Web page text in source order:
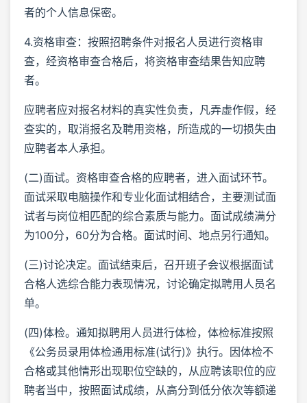
者的个人信息保密。
4.资格审查：按照招聘条件对报名人员进行资格审
查，经资格审查合格后，将资格审查结果告知应聘
者。
应聘者应对报名材料的真实性负责，凡弄虚作假，经
查实的，取消报名及聘用资格，所造成的一切损失由
应聘者本人承担。
(二)面试。资格审查合格的应聘者，进入面试环节。
面试采取电脑操作和专业化面试相结合，主要测试面
试者与岗位相匹配的综合素质与能力。面试成绩满分
为100分，60分为合格。面试时间、地点另行通知。
(三)讨论决定。面试结束后，召开班子会议根据面试
合格人选综合能力表现情况，讨论确定拟聘用人员名
单。
(四)体检。通知拟聘用人员进行体检，体检标准按照
《公务员录用体检通用标准(试行)》执行。因体检不
合格或其他情形出现职位空缺的，从应聘该职位的应
聘者当中，按照面试成绩，从高分到低分依次等额递